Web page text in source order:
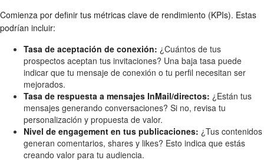
Comienza por definir tus métricas clave de rendimiento (KPIs). Estas
podrían incluir:
Tasa de aceptación de conexión: ¿Cuántos de tus
prospectos aceptan tus invitaciones? Una baja tasa puede
indicar que tu mensaje de conexión o tu perfil necesitan ser
mejorados.
Tasa de respuesta a mensajes InMail/directos: ¿Están tus
mensajes generando conversaciones? Si no, revisa tu
personalización y propuesta de valor.
Nivel de engagement en tus publicaciones: ¿Tus contenidos
generan comentarios, shares y likes? Esto indica que estás
creando valor para tu audiencia.